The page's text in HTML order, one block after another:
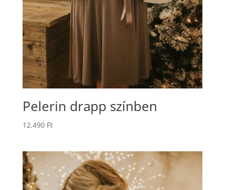
Pelerin drapp színben
12.490 Ft